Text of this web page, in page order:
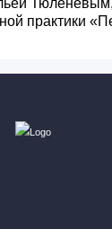
практики